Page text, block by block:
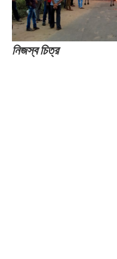
নিজস্ব চিত্র